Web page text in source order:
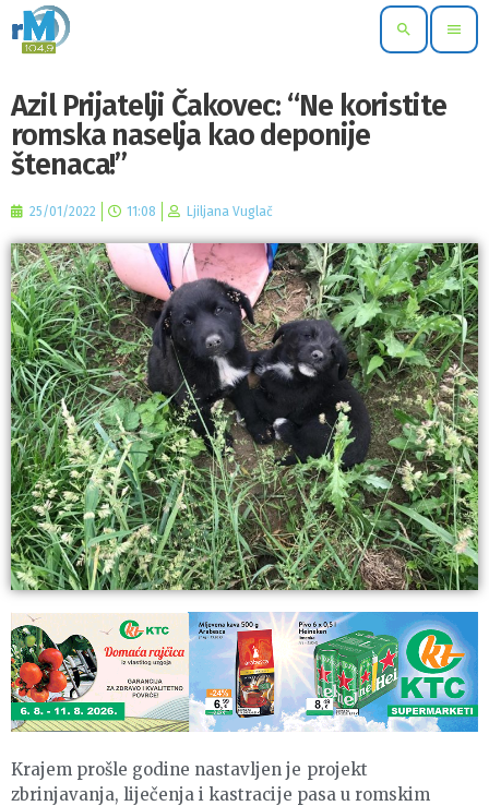
search menu
Azil Prijatelji Čakovec: “Ne koristite
romska naselja kao deponije
štenaca!”
25/01/2022 11:08 Ljiljana Vuglač
Krajem prošle godine nastavljen je projekt
zbrinjavanja, liječenja i kastracije pasa u romskim